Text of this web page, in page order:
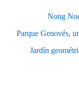
Nong
Parque Genovés,
Jardín